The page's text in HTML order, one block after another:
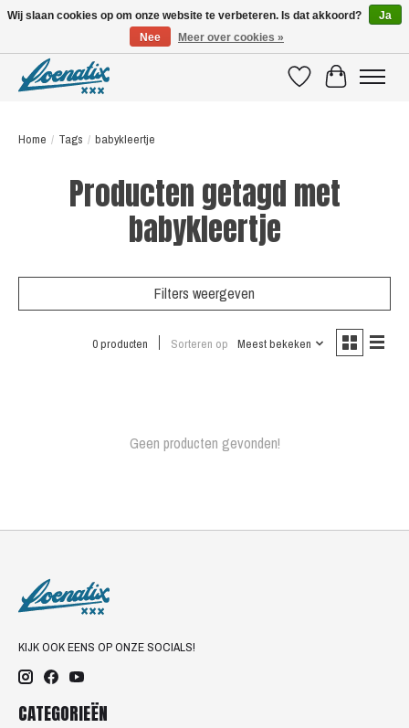
VerlanglijstWinkelwagen
Home / Tags / babykleertje
Producten getagd met
babykleertje
Filters weergeven
0 producten Sorteren op Meest bekeken
Geen producten gevonden!
KIJK OOK EENS OP ONZE SOCIALS!
CATEGORIEËN
Wij slaan cookies op om onze website te verbeteren. Is dat akkoord?
Ja
Nee
Meer over cookies »